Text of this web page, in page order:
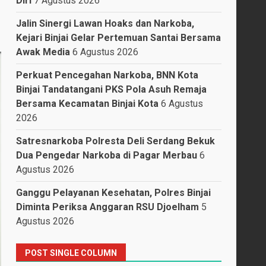
Jalin Sinergi Lawan Hoaks dan Narkoba,
Kejari Binjai Gelar Pertemuan Santai Bersama
Awak Media 6 Agustus 2026
Perkuat Pencegahan Narkoba, BNN Kota
Binjai Tandatangani PKS Pola Asuh Remaja
Bersama Kecamatan Binjai Kota 6 Agustus
2026
Satresnarkoba Polresta Deli Serdang Bekuk
Dua Pengedar Narkoba di Pagar Merbau 6
Agustus 2026
Ganggu Pelayanan Kesehatan, Polres Binjai
Diminta Periksa Anggaran RSU Djoelham 5
Agustus 2026
POST SINGLE COLUMN